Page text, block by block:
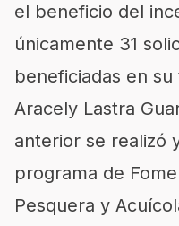
el beneficio del
únicamente 31
beneficiadas en su
Aracely Lastra
anterior se realizó
programa de
Pesquera y